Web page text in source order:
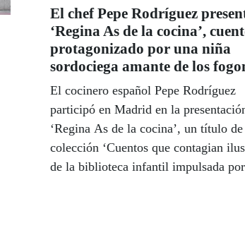
El chef Pepe Rodríguez
‘Regina As de la cocina’,
protagonizado por una niña
sordociega amante de los
El cocinero español Pepe Rodríguez
participó en Madrid en la
‘Regina As de la cocina’, un título
colección ‘Cuentos que contagian
de la biblioteca infantil impulsada por